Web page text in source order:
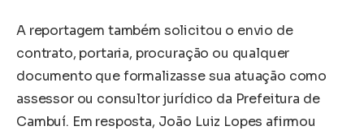
A reportagem também solicitou o envio de
contrato, portaria, procuração ou qualquer
documento que formalizasse sua atuação como
assessor ou consultor jurídico da Prefeitura de
Cambuí. Em resposta, João Luiz Lopes afirmou